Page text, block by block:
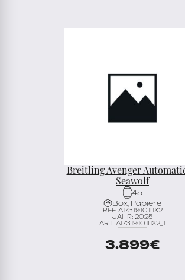
Breitling Avenger
Seawolf
45
Box, Papiere
REF. A17319101I1X2
JAHR: 2025
ART. A17319101I1X2_1
3.899€